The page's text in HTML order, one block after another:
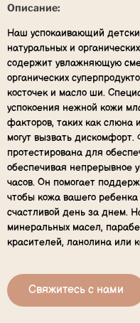
Описание:
Наш успокаивающий
натуральных и
содержит увлажняющую
органических
косточек и масло ши.
успокоения нежной кожи
факторов, таких как слюна
могут вызвать дискомфорт.
протестирована для
обеспечивая непрерывное
часов. Он помогает
чтобы кожа вашего
счастливой день за днем.
минеральных масел,
красителей, ланолина или
Свяжитесь с нами